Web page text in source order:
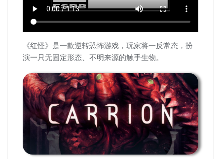
《红怪》是一款逆转恐怖游戏，玩家将一反常态，扮
演一只无固定形态、不明来源的触手生物。